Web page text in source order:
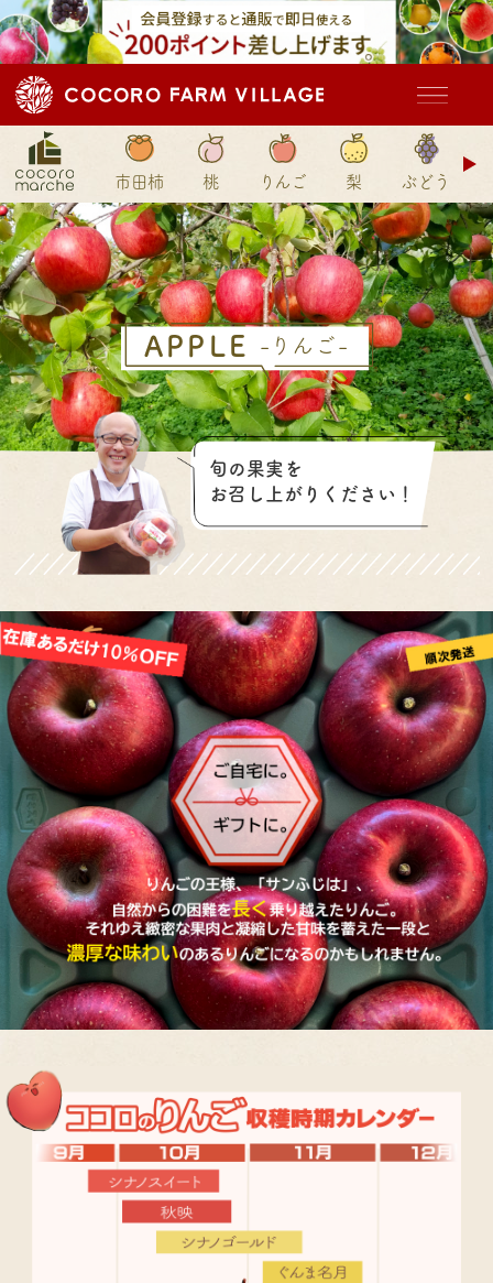
市田柿 桃 りんご 梨 ぶどう ド
APPLE -りんご-
旬の果実を
お召し上がり ください！